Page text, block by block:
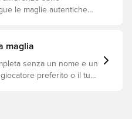
le maglie autentiche
maglia
senza un nome e un
preferito o il tuo.